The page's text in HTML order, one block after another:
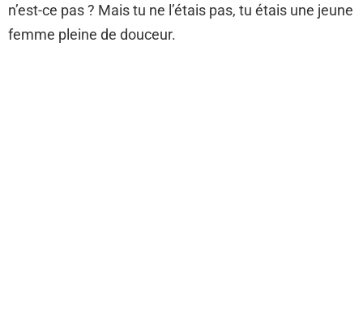
n’est-ce pas ? Mais tu ne l’étais pas, tu étais une jeune
femme pleine de douceur.